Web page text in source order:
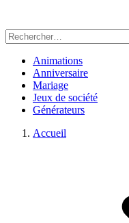
Animations
Anniversaire
Mariage
Jeux de société
Générateurs
Accueil